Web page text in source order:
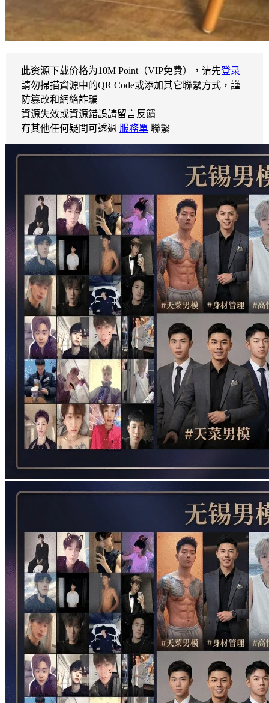
此资源下载价格为10M Point（VIP免費），请先登录
請勿掃描資源中的QR Code或添加其它聯繫方式，謹
防篡改和網絡詐騙
資源失效或資源錯誤請留言反饋
有其他任何疑問可透過 服務單 聯繫